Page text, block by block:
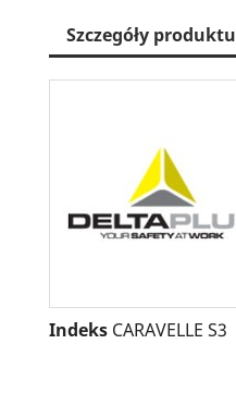
Szczegóły produktu
Indeks CARAVELLE S3